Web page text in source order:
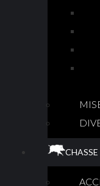
CHASSE